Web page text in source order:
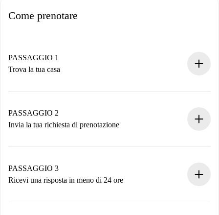
Come prenotare
PASSAGGIO 1
Trova la tua casa
Hai tutte le informazioni necessarie in anticipo.
PASSAGGIO 2
Invia la tua richiesta di prenotazione
non accetta.
PASSAGGIO 3
Ricevi una risposta in meno di 24 ore